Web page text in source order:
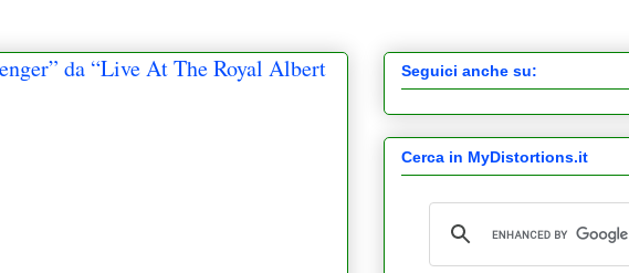
da “Live At The Royal Albert
Seguici anche su:
Cerca in MyDistortions.it